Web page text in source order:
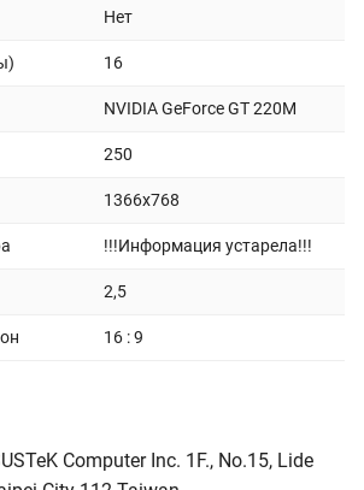
Нет
16
NVIDIA GeForce GT 220M
250
1366x768
!!!Информация устарела!!!
2,5
16 : 9
Computer Inc. 1F., No.15, Lide